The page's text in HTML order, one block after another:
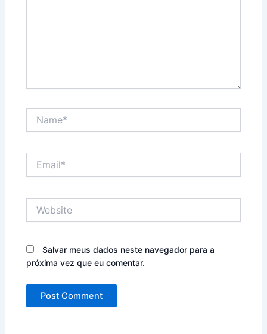
Salvar meus dados neste navegador para a
próxima vez que eu comentar.